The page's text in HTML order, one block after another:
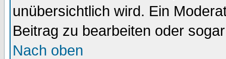
unübersichtlich wird. Ein
Beitrag zu bearbeiten oder
Nach oben